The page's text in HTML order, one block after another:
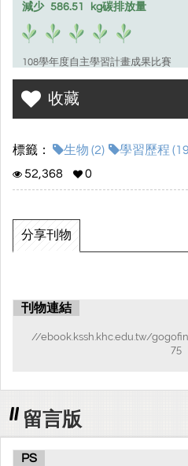
減少 586.51 kg碳排放量
108學年度自主學習計畫成果比賽
一、評選方式：自主學習指導教師針
反思心得
二、獲選名單：(依108學年度原班級)
特優103 黃靖淩
優選114 許庭瑜
優選
107 李杰紘
103 陳妍蓁、陳蓁妤、楊依璇、
佳作109 朱倢儀
佳作107 莊雅茜
收藏
標籤： 生物 (2) 學習歷程
52,368
0
分享刊物
刊物連結
//ebook.kssh.khc.edu.tw/
75
留言版
PS